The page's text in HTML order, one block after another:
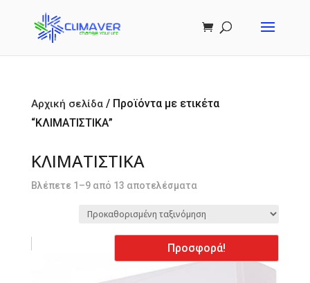
Αρχική σελίδα/ Προϊόντα με ετικέτα
“ΚΛΙΜΑΤΙΣΤΙΚΑ”
ΚΛΙΜΑΤΙΣΤΙΚΑ
Βλέπετε 1–9 από 13 αποτελέσματα
Προσφορά!